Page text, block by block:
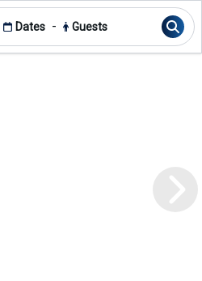
Dates - Guests